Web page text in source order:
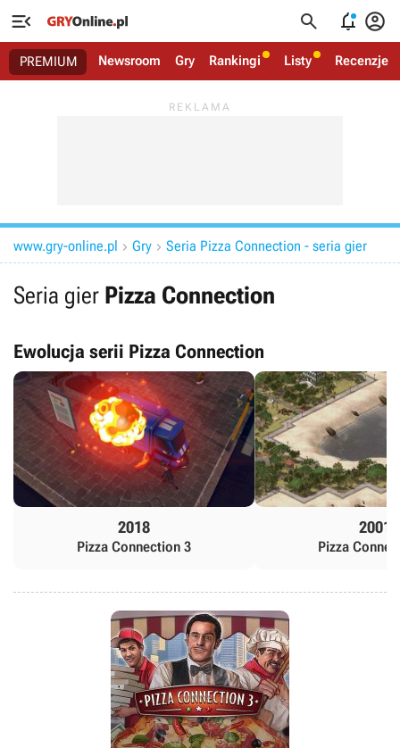
   
PREMIUM Newsroom Gry Rankingi Listy Recenzje
www.gry-online.pl  Gry  Seria Pizza Connection - seria gier
Seria gier Pizza Connection
Ewolucja serii Pizza Connection
2018
Pizza Connection 3
2001
Pizza